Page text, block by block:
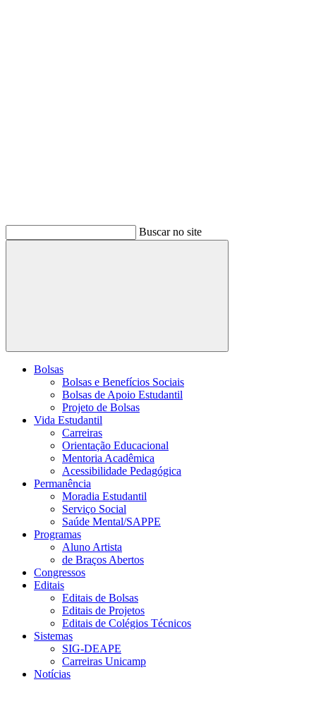
Buscar no site
Buscar
Bolsas
Bolsas e Benefícios Sociais
Bolsas de Apoio Estudantil
Projeto de Bolsas
Vida Estudantil
Carreiras
Orientação Educacional
Mentoria Acadêmica
Acessibilidade Pedagógica
Permanência
Moradia Estudantil
Serviço Social
Saúde Mental/SAPPE
Programas
Aluno Artista
de Braços Abertos
Congressos
Editais
Editais de Bolsas
Editais de Projetos
Editais de Colégios Técnicos
Sistemas
SIG-DEAPE
Carreiras Unicamp
Notícias